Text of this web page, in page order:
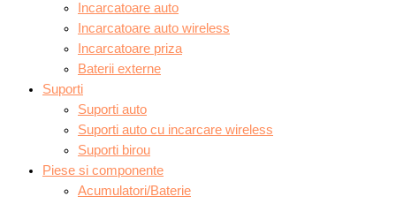
Incarcatoare auto
Incarcatoare auto wireless
Incarcatoare priza
Baterii externe
Suporti
Suporti auto
Suporti auto cu incarcare wireless
Suporti birou
Piese si componente
Acumulatori/Baterie